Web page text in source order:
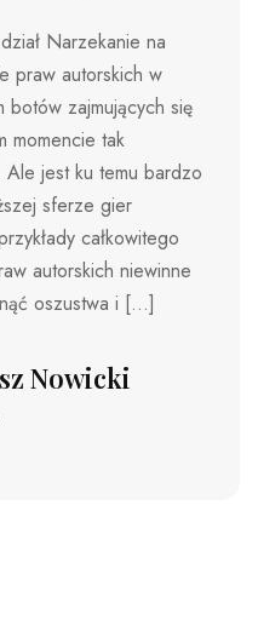
Narzekanie na
praw autorskich w
botów zajmujących się
momencie tak
Ale jest ku temu bardzo
sferze gier
całkowitego
autorskich niewinne
oszustwa i […]
Nowicki